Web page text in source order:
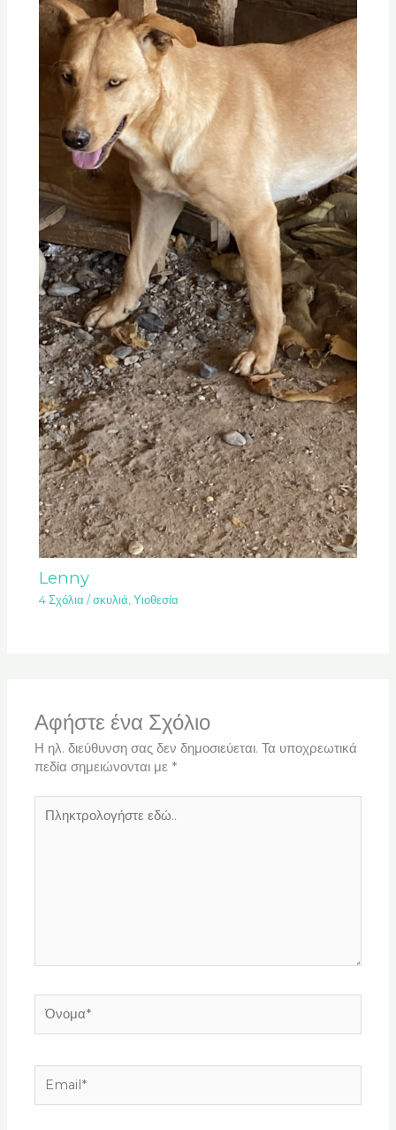
Lenny
4 Σχόλια /σκυλιά ,Υιοθεσία
Αφήστε ένα Σχόλιο
Η ηλ. διεύθυνση σας δεν δημοσιεύεται. Τα υποχρεωτικά
πεδία σημειώνονται με *
εδώ..